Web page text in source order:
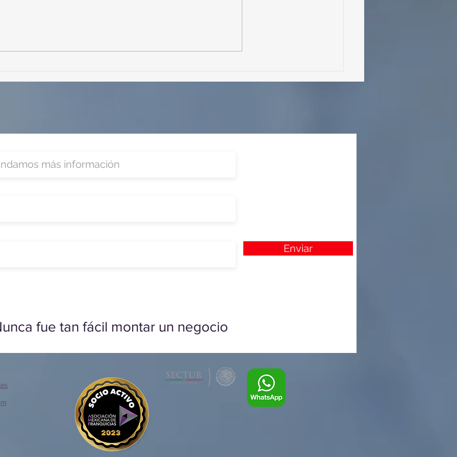
Zoom
organizada por Nefertari
Enviar
fue tan fácil montar un negocio